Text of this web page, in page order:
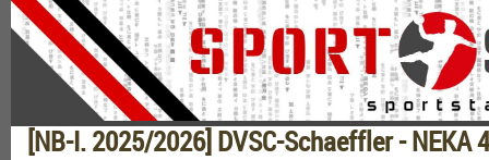
[NB-I. 2025/2026] DVSC-Schaeffler - NEKA